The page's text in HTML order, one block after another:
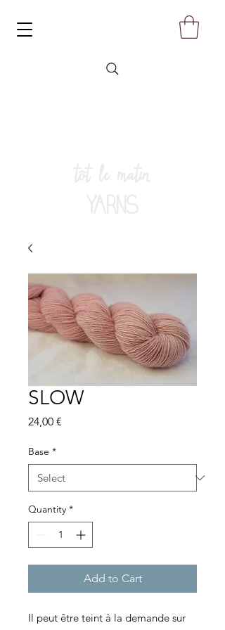
tôt le matin
YARNS
SLOW
24,00 €
Base *
Quantity *
Add to Cart
Il peut être teint à la demande sur